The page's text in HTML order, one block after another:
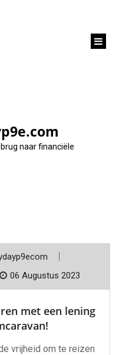
naar financiële
06 Augustus 2023
met een lening
vrijheid om te reizen